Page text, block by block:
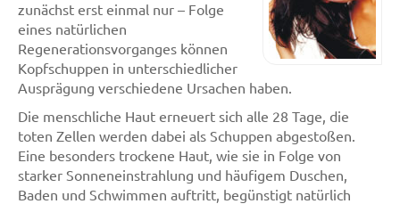
zunächst erst einmal nur – Folge
eines natürlichen
Regenerationsvorganges können
Kopfschuppen in unterschiedlicher
Ausprägung verschiedene Ursachen haben.
Die menschliche Haut erneuert sich alle 28 Tage, die
toten Zellen werden dabei als Schuppen abgestoßen.
Eine besonders trockene Haut, wie sie in Folge von
starker Sonneneinstrahlung und häufigem Duschen,
Baden und Schwimmen auftritt, begünstigt natürlich